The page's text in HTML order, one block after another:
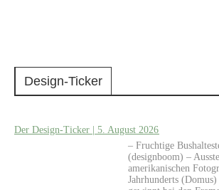
Design-Ticker
Der Design-Ticker | 5. August 2026
– Fruchtige
(designboom) –
amerikanischen
Jahrhunderts